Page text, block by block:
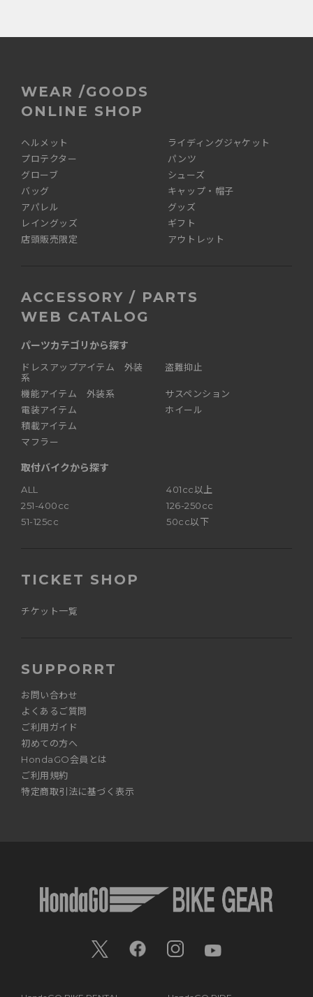
WEAR /GOODS
ONLINE SHOP
ヘルメット
ライディングジャケット
プロテクター
パンツ
グローブ
シューズ
バッグ
キャップ・帽子
アパレル
グッズ
レイングッズ
ギフト
店頭販売限定
アウトレット
ACCESSORY / PARTS
WEB CATALOG
パーツカテゴリから探す
ドレスアップアイテム 外装
系
機能アイテム 外装系
電装アイテム
積載アイテム
マフラー
盗難抑止
サスペンション
ホイール
取付バイクから探す
ALL
401cc以上
251-400cc
126-250cc
51-125cc
50cc以下
TICKET SHOP
チケット一覧
SUPPORRT
お問い合わせ
よくあるご質問
ご利用ガイド
初めての方へ
HondaGO会員とは
ご利用規約
特定商取引法に基づく表示